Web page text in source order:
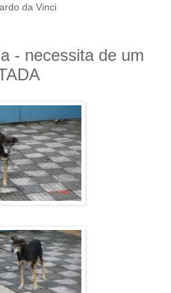
da Vinci
- necessita de um